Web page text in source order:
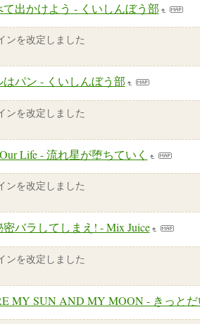
出かけよう - くいしんぼう部
ンを改定しました
はパン - くいしんぼう部
ンを改定しました
Life - 流れ星が堕ちていく
ンを改定しました
バラしてしまえ! - Mix Juice
ンを改定しました
MY SUN AND MY MOON - きっと